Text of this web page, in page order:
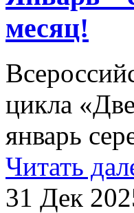
месяц!
цикла
январь
Читать
31 Дек